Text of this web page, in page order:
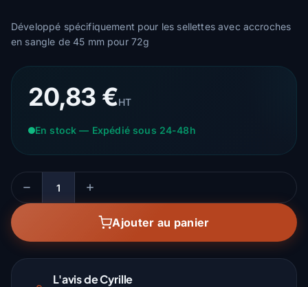
Développé spécifiquement pour les sellettes avec accroches
en sangle de 45 mm pour 72g
20,83 €HT
En stock — Expédié sous 24-48h
Quantité
Ajouter au panier
L'avis de Cyrille